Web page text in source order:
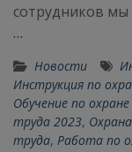
сотрудников мы
…
Новости
Инструкция по
Обучение по
труда 2023,
труда, Работа по